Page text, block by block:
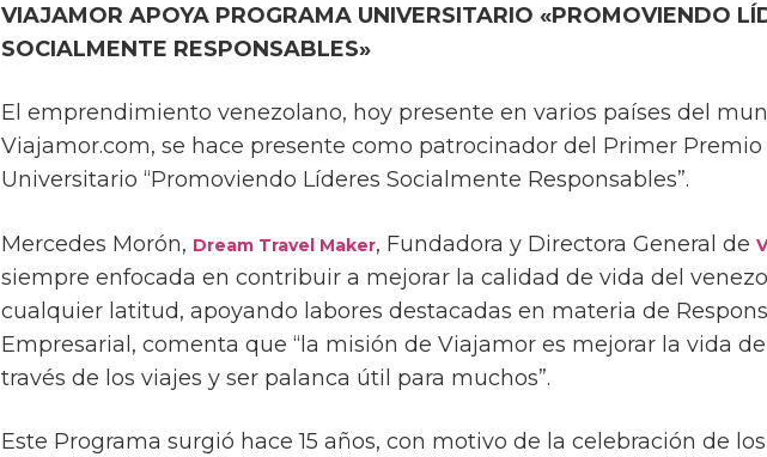
VIAJAMOR APOYA PROGRAMA UNIVERSITARIO «PROMOVIENDO
SOCIALMENTE RESPONSABLES»
El emprendimiento venezolano, hoy presente en varios países del
Viajamor.com, se hace presente como patrocinador del Primer
Universitario “Promoviendo Líderes Socialmente Responsables”.
Mercedes Morón, Dream Travel Maker, Fundadora y Directora General de
siempre enfocada en contribuir a mejorar la calidad de vida del
cualquier latitud, apoyando labores destacadas en materia de
Empresarial, comenta que “la misión de Viajamor es mejorar la vida
través de los viajes y ser palanca útil para muchos”.
Este Programa surgió hace 15 años, con motivo de la celebración de